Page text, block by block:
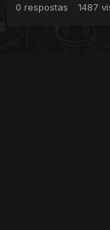
0 respostas 1487